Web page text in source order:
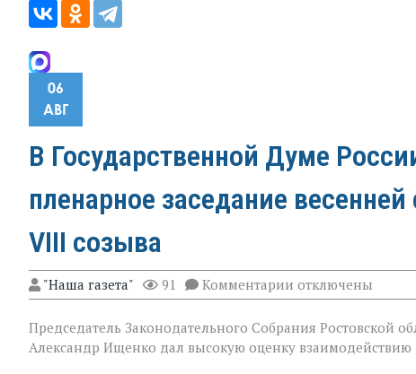
06
АВГ
В Государственной Думе
пленарное заседание
VIII созыва
"Наша газета" 91 Комментарии к
записи
Государственной
Думе
отключены
Председатель Законодательного Собрания Ростовской
Александр Ищенко дал высокую оценку